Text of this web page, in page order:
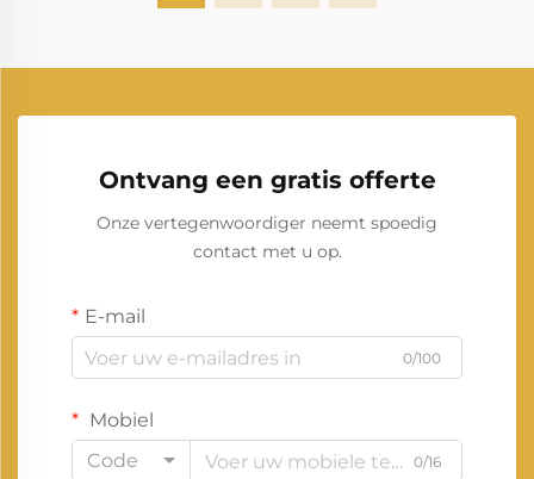
Ontvang een gratis offerte
Onze vertegenwoordiger neemt spoedig
contact met u op.
E-mail
0/100
Mobiel
Code
0/16